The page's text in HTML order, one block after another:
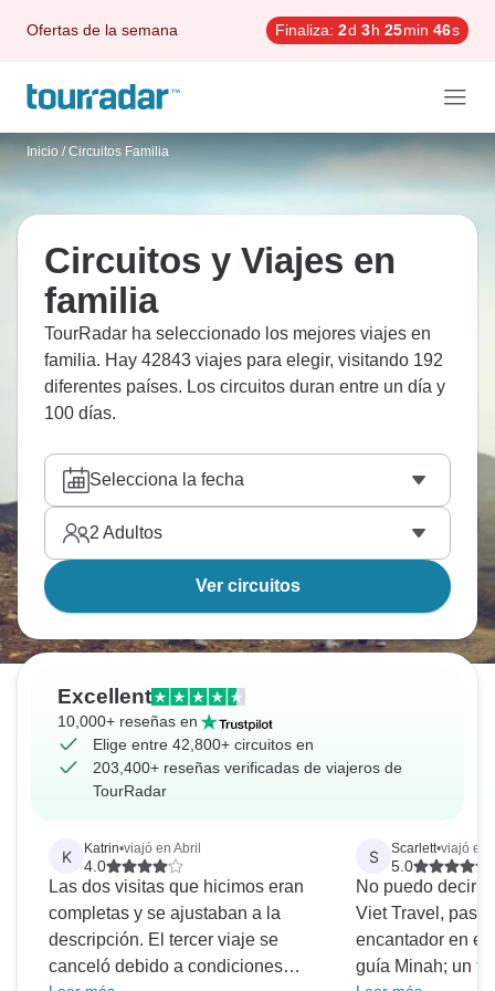
Ofertas de la semana Finaliza: 2d 3h 25min 45s
Inicio / Circuitos Familia
Circuitos y Viajes en
familia
TourRadar ha seleccionado los mejores viajes en
familia. Hay 42843 viajes para elegir, visitando 192
diferentes países. Los circuitos duran entre un día y
100 días.
Selecciona la fecha
2 Adultos
Ver circuitos
Excellent
10,000+ reseñas en
Elige entre 42,800+ circuitos en
203,400+ reseñas verificadas de viajeros de
TourRadar
K Katrin•viajó en Abril
4.0
Las dos visitas que hicimos eran
completas y se ajustaban a la
descripción. El tercer viaje se
canceló debido a condiciones
S Scarlett•viajó en
5.0
No puedo decir
Viet Travel,
encantador en el
guía Minah; un